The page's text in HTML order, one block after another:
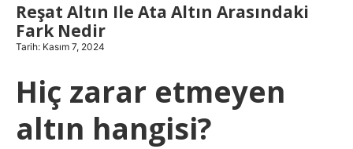
Hakkımızda
Reşat Altın Ile Ata Altın Arasındaki
Fark Nedir
Tarih: Kasım 7, 2024
Hiç zarar etmeyen
altın hangisi?